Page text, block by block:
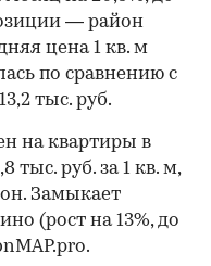
— район
цена 1 кв. м
по сравнению с
тыс. руб.
на квартиры в
тыс. руб. за 1 кв. м,
Замыкает
(рост на 13%, до